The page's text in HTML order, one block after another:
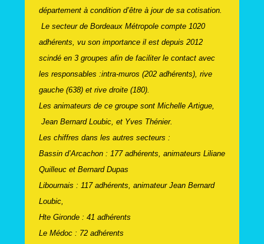
département à condition d’être à jour de sa cotisation.
Le secteur de Bordeaux Métropole compte 1020
adhérents, vu son importance il est depuis 2012
scindé en 3 groupes afin de faciliter le contact avec
les responsables :intra-muros (202 adhérents), rive
gauche (638) et rive droite (180).
Les animateurs de ce groupe sont Michelle Artigue,
Jean Bernard Loubic, et Yves Thénier.
Les chiffres dans les autres secteurs :
Bassin d’Arcachon : 177 adhérents, animateurs Liliane
Quilleuc et Bernard Dupas
Libournais : 117 adhérents, animateur Jean Bernard
Loubic,
Hte Gironde : 41 adhérents
Le Médoc : 72 adhérents